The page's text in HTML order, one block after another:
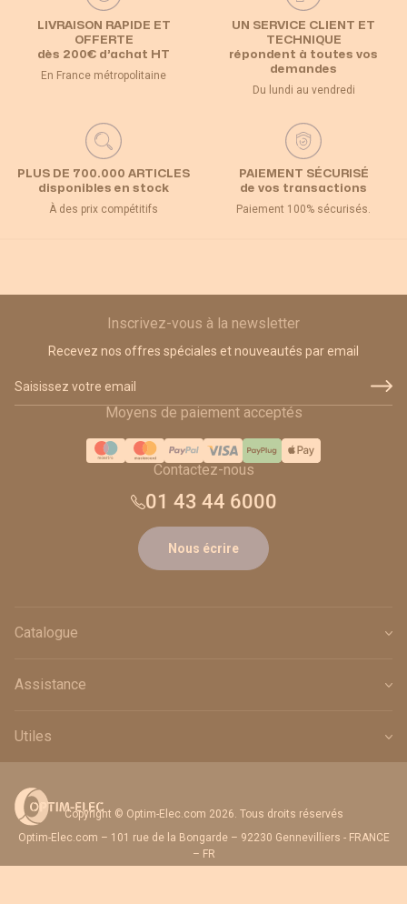
LIVRAISON RAPIDE ET
OFFERTE
dès 200€ d’achat HT
En France métropolitaine
UN SERVICE CLIENT ET
TECHNIQUE
répondent à toutes vos
demandes
Du lundi au vendredi
PLUS DE 700.000 ARTICLES
disponibles en stock
À des prix compétitifs
PAIEMENT SÉCURISÉ
de vos transactions
Paiement 100% sécurisés.
Inscrivez-vous à la newsletter
Recevez nos offres spéciales et nouveautés par email
Moyens de paiement acceptés
Contactez-nous
01 43 44 6000
Nous écrire
Catalogue
Assistance
Utiles
Copyright © Optim-Elec.com 2026. Tous droits réservés
Optim-Elec.com – 101 rue de la Bongarde – 92230 Gennevilliers - FRANCE
– FR